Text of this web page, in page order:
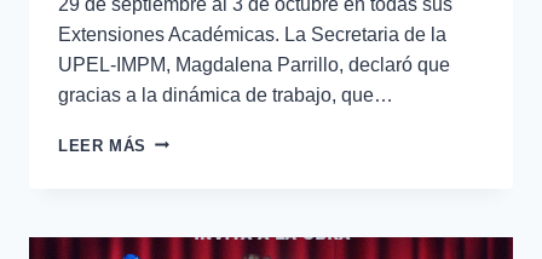
Extensiones Académicas. La Secretaria de la
UPEL-IMPM, Magdalena Parrillo, declaró que
gracias a la dinámica de trabajo, que…
LEER MÁS